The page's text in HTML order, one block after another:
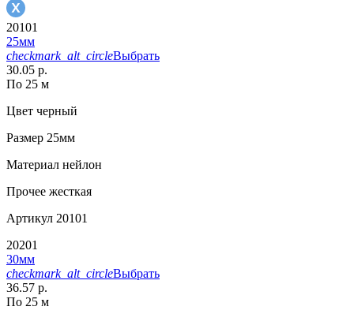
20101
25мм
checkmark_alt_circleВыбрать
30.05 р.
По 25 м
Цвет черный
Размер 25мм
Материал нейлон
Прочее жесткая
Артикул 20101
20201
30мм
checkmark_alt_circleВыбрать
36.57 р.
По 25 м